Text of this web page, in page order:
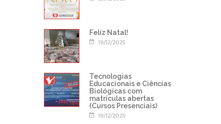
Feliz Natal!
19/12/2025
Tecnologias
Educacionais e Ciências
Biológicas com
matrículas abertas
(Cursos Presenciais)
19/12/2025